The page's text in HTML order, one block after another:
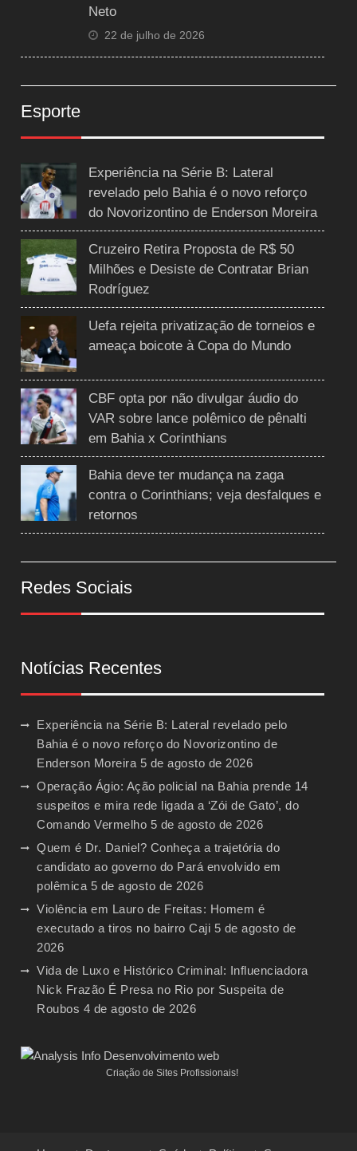
Neto
22 de julho de 2026
Esporte
Experiência na Série B: Lateral
revelado pelo Bahia é o novo reforço
do Novorizontino de Enderson Moreira
Cruzeiro Retira Proposta de R$ 50
Milhões e Desiste de Contratar Brian
Rodríguez
Uefa rejeita privatização de torneios e
ameaça boicote à Copa do Mundo
CBF opta por não divulgar áudio do
VAR sobre lance polêmico de pênalti
em Bahia x Corinthians
Bahia deve ter mudança na zaga
contra o Corinthians; veja desfalques e
retornos
Redes Sociais
Notícias Recentes
Experiência na Série B: Lateral revelado pelo
Bahia é o novo reforço do Novorizontino de
Enderson Moreira 5 de agosto de 2026
Operação Ágio: Ação policial na Bahia prende 14
suspeitos e mira rede ligada a ‘Zói de Gato’, do
Comando Vermelho 5 de agosto de 2026
Quem é Dr. Daniel? Conheça a trajetória do
candidato ao governo do Pará envolvido em
polêmica 5 de agosto de 2026
Violência em Lauro de Freitas: Homem é
executado a tiros no bairro Caji 5 de agosto de
2026
Vida de Luxo e Histórico Criminal: Influenciadora
Nick Frazão É Presa no Rio por Suspeita de
Roubos 4 de agosto de 2026
Criação de Sites Profissionais!